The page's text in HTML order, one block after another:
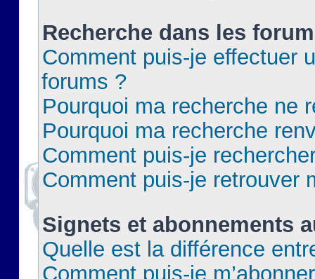
Recherche dans les
Comment puis-je effectuer
forums ?
Pourquoi ma recherche ne
Pourquoi ma recherche
Comment puis-je
Comment puis-je retrouver
Signets et abonnements
Quelle est la différence
Comment puis-je